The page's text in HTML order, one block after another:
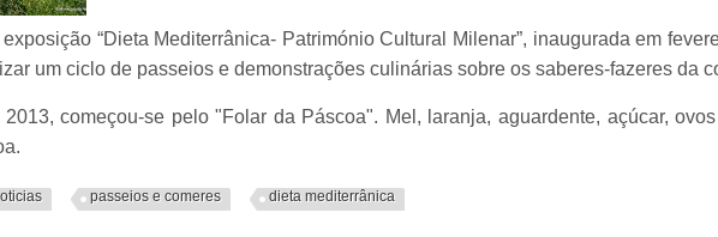
“Dieta Mediterrânica- Património Cultural Milenar”, inaugurada em
um ciclo de passeios e demonstrações culinárias sobre os saberes-fazeres da
começou-se pelo "Folar da Páscoa". Mel, laranja, aguardente, açúcar,
passeios e comeres dieta mediterrânica